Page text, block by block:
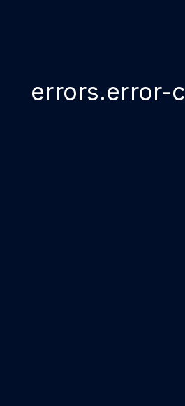
errors.error-